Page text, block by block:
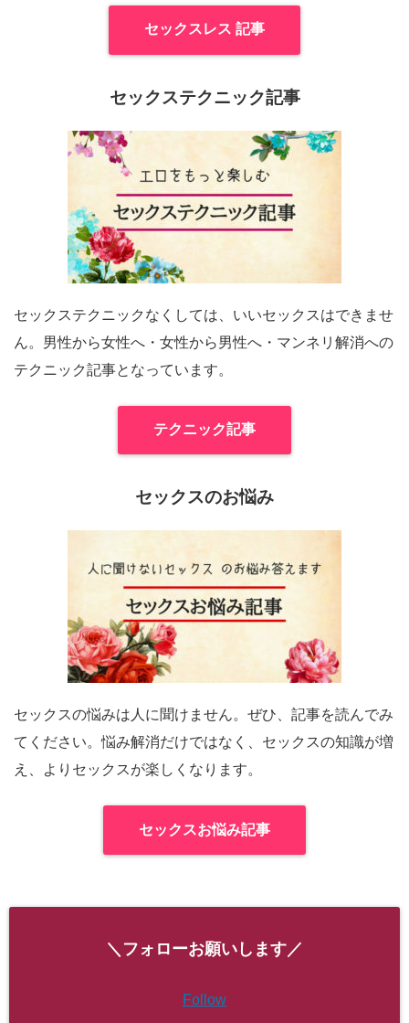
セックスレス 記事
セックステクニック記事
セックステクニックなくしては、いいセックスはできませ
ん。男性から女性へ・女性から男性へ・マンネリ解消への
テクニック記事となっています。
テクニック記事
セックスのお悩み
セックスの悩みは人に聞けません。ぜひ、記事を読んでみ
てください。悩み解消だけではなく、セックスの知識が増
え、よりセックスが楽しくなります。
セックスお悩み記事
＼フォローお願いします／
Follow